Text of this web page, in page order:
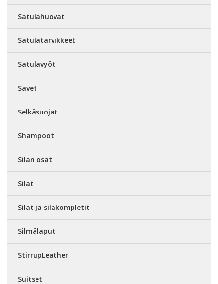
Satulahuovat
Satulatarvikkeet
Satulavyöt
Savet
Selkäsuojat
Shampoot
Silan osat
Silat
Silat ja silakompletit
Silmälaput
StirrupLeather
Suitset